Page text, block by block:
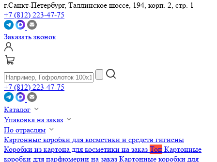
г.Санкт-Петербург, Таллинское шоссе, 194, корп. 2, стр. 1
+7 (812) 223-47-75
Заказать звонок
+7 (812) 223-47-75
Каталог
Упаковка на заказ
По отраслям
Картонные коробки для косметики и средств гигиены
Коробки из картона для косметики на заказ Топ Картонные
коробки для парфюмерии на заказ Картонные коробки для